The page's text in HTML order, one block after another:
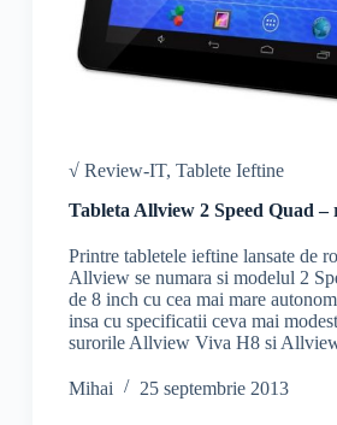
√ Review-IT, Tablete Ieftine
Tableta Allview 2 Speed Quad –
Printre tabletele ieftine lansate de
Allview se numara si modelul 2
de 8 inch cu cea mai mare
insa cu specificatii ceva mai
surorile Allview Viva H8 si
Mihai 25 septembrie 2013